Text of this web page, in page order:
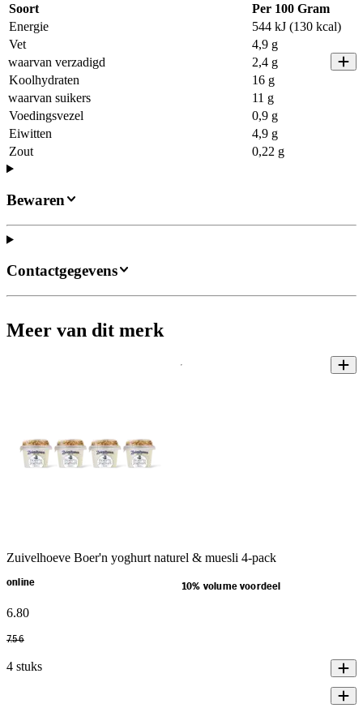
Soort
Per 100 Gram
Energie
544 kJ (130 kcal)
Vet
4,9 g
waarvan verzadigd
2,4 g
Koolhydraten
16 g
waarvan suikers
11 g
Voedingsvezel
0,9 g
Eiwitten
4,9 g
Zout
0,22 g
Bewaren
Contactgegevens
Meer van dit merk
Zuivelhoeve Boer'n yoghurt naturel & muesli 4-pack
online 10% volume voordeel
6.80
7.56
4 stuks